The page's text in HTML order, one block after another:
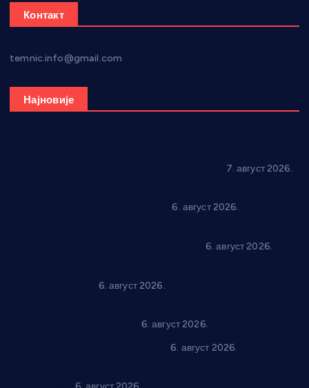
Контакт
temnic.info@gmail.com
Најновије
7. август 2026.
6. август 2026.
6. август 2026.
6. август 2026.
6. август 2026.
6. август 2026.